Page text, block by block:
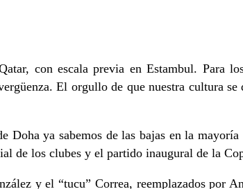
con escala previa en Estambul. Para
El orgullo de que nuestra cultura
Doha ya sabemos de las bajas en la
de los clubes y el partido inaugural de la
y el “tucu” Correa, reemplazados